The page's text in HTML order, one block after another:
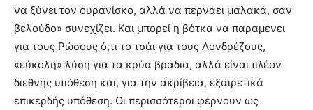
να ξύνει τον ουρανίσκο, αλλά να περνάει μαλακά, σαν
βελούδο» συνεχίζει. Και μπορεί η βότκα να παραμένει
για τους Ρώσους ό,τι το τσάι για τους Λονδρέζους,
«εύκολη» λύση για τα κρύα βράδια, αλλά είναι πλέον
διεθνής υπόθεση και, για την ακρίβεια, εξαιρετικά
επικερδής υπόθεση. Οι περισσότεροι φέρνουν ως